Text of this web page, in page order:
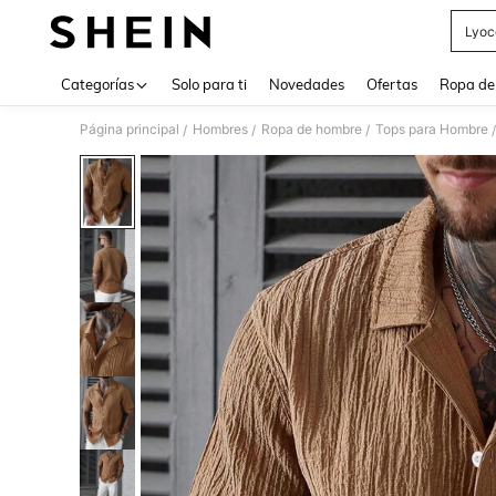
Categorías Solo para ti Novedades Ofertas Ropa
Página principal / Hombres / Ropa de hombre / Tops para Hombre /